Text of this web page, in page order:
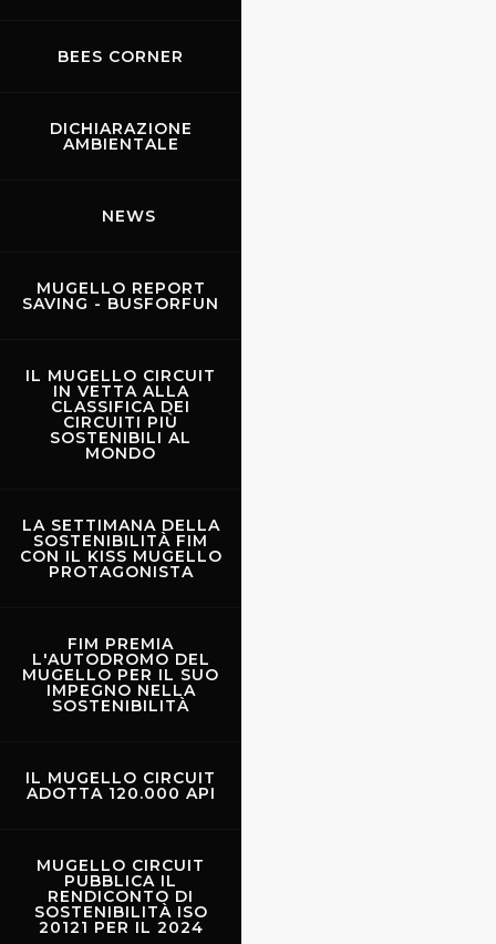
BEES CORNER
DICHIARAZIONE
AMBIENTALE
NEWS
MUGELLO REPORT
SAVING - BUSFORFUN
IL MUGELLO CIRCUIT
IN VETTA ALLA
CLASSIFICA DEI
CIRCUITI PIÙ
SOSTENIBILI AL
MONDO
LA SETTIMANA DELLA
SOSTENIBILITÀ FIM
CON IL KISS MUGELLO
PROTAGONISTA
FIM PREMIA
L'AUTODROMO DEL
MUGELLO PER IL SUO
IMPEGNO NELLA
SOSTENIBILITÀ
IL MUGELLO CIRCUIT
ADOTTA 120.000 API
MUGELLO CIRCUIT
PUBBLICA IL
RENDICONTO DI
SOSTENIBILITÀ ISO
20121 PER IL 2024